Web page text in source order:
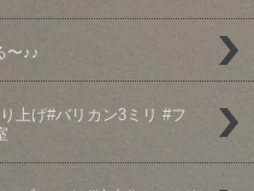
〜♪♪
上げ#バリカン3ミリ #フ